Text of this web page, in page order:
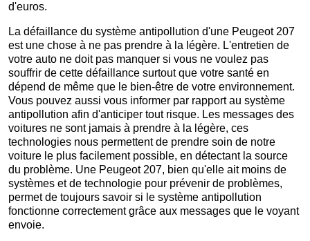
d'euros.
La défaillance du système antipollution d'une Peugeot 207
est une chose à ne pas prendre à la légère. L'entretien de
votre auto ne doit pas manquer si vous ne voulez pas
souffrir de cette défaillance surtout que votre santé en
dépend de même que le bien-être de votre environnement.
Vous pouvez aussi vous informer par rapport au système
antipollution afin d'anticiper tout risque. Les messages des
voitures ne sont jamais à prendre à la légère, ces
technologies nous permettent de prendre soin de notre
voiture le plus facilement possible, en détectant la source
du problème. Une Peugeot 207, bien qu'elle ait moins de
systèmes et de technologie pour prévenir de problèmes,
permet de toujours savoir si le système antipollution
fonctionne correctement grâce aux messages que le voyant
envoie.